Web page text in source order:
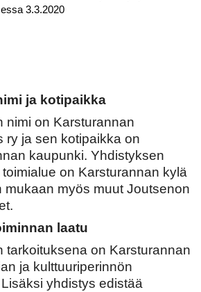
3.3.2020
ja kotipaikka
nimi on Karsturannan
ry ja sen kotipaikka on
kaupunki. Yhdistyksen
on Karsturannan kylä
mukaan myös muut Joutsenon
laatu
tarkoituksena on Karsturannan
ja kulttuuriperinnön
yhdistys edistää